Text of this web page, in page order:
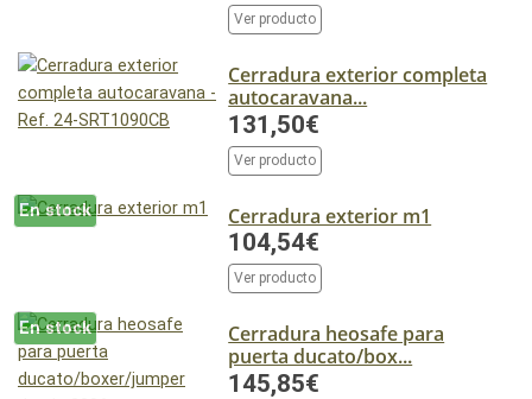
Ver producto
Cerradura exterior completa
autocaravana...
131,50€
Ver producto
En stock Cerradura exterior m1
104,54€
Ver producto
En stock
Cerradura heosafe para
puerta ducato/box...
145,85€